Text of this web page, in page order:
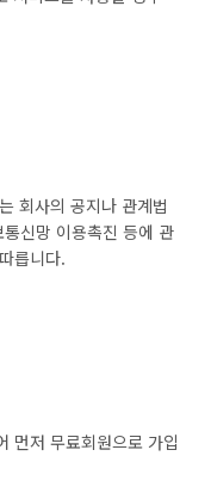
회사의 공지나 관계법
신망 이용촉진 등에 관
릅니다.
먼저 무료회원으로 가입